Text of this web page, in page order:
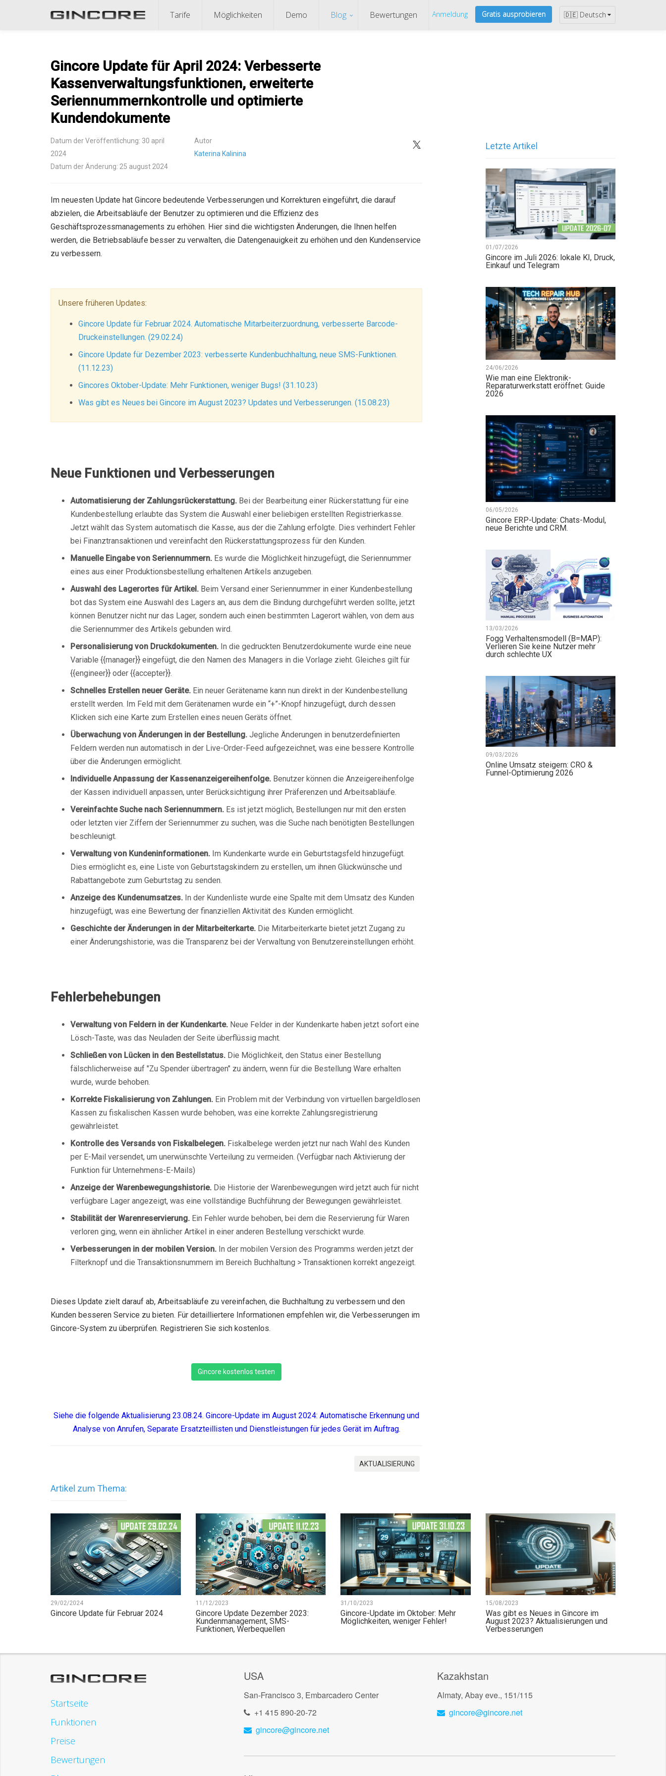
Anmeldung Gratis ausprobieren 🇩🇪 Deutsch
Tarife Möglichkeiten Demo Blog Bewertungen
Gincore Update für April 2024: Verbesserte
Kassenverwaltungsfunktionen, erweiterte
Seriennummernkontrolle und optimierte
Kundendokumente
Datum der Veröffentlichung: 30 april
2024
Datum der Änderung: 25 august 2024
Autor
Katerina Kalinina
Im neuesten Update hat Gincore bedeutende Verbesserungen und Korrekturen eingeführt, die darauf
abzielen, die Arbeitsabläufe der Benutzer zu optimieren und die Effizienz des
Geschäftsprozessmanagements zu erhöhen. Hier sind die wichtigsten Änderungen, die Ihnen helfen
werden, die Betriebsabläufe besser zu verwalten, die Datengenauigkeit zu erhöhen und den Kundenservice
zu verbessern.
Unsere früheren Updates:
Gincore Update für Februar 2024. Automatische Mitarbeiterzuordnung, verbesserte Barcode-
Druckeinstellungen. (29.02.24)
Gincore Update für Dezember 2023: verbesserte Kundenbuchhaltung, neue SMS-Funktionen.
(11.12.23)
Gincores Oktober-Update: Mehr Funktionen, weniger Bugs! (31.10.23)
Was gibt es Neues bei Gincore im August 2023? Updates und Verbesserungen. (15.08.23)
Neue Funktionen und Verbesserungen
Automatisierung der Zahlungsrückerstattung. Bei der Bearbeitung einer Rückerstattung für eine
Kundenbestellung erlaubte das System die Auswahl einer beliebigen erstellten Registrierkasse.
Jetzt wählt das System automatisch die Kasse, aus der die Zahlung erfolgte. Dies verhindert Fehler
bei Finanztransaktionen und vereinfacht den Rückerstattungsprozess für den Kunden.
Manuelle Eingabe von Seriennummern. Es wurde die Möglichkeit hinzugefügt, die Seriennummer
eines aus einer Produktionsbestellung erhaltenen Artikels anzugeben.
Auswahl des Lagerortes für Artikel. Beim Versand einer Seriennummer in einer Kundenbestellung
bot das System eine Auswahl des Lagers an, aus dem die Bindung durchgeführt werden sollte, jetzt
können Benutzer nicht nur das Lager, sondern auch einen bestimmten Lagerort wählen, von dem aus
die Seriennummer des Artikels gebunden wird.
Personalisierung von Druckdokumenten. In die gedruckten Benutzerdokumente wurde eine neue
Variable {{manager}} eingefügt, die den Namen des Managers in die Vorlage zieht. Gleiches gilt für
{{engineer}} oder {{accepter}}.
Schnelles Erstellen neuer Geräte. Ein neuer Gerätename kann nun direkt in der Kundenbestellung
erstellt werden. Im Feld mit dem Gerätenamen wurde ein “+”-Knopf hinzugefügt, durch dessen
Klicken sich eine Karte zum Erstellen eines neuen Geräts öffnet.
Überwachung von Änderungen in der Bestellung. Jegliche Änderungen in benutzerdefinierten
Feldern werden nun automatisch in der Live-Order-Feed aufgezeichnet, was eine bessere Kontrolle
über die Änderungen ermöglicht.
Individuelle Anpassung der Kassenanzeigereihenfolge. Benutzer können die Anzeigereihenfolge
der Kassen individuell anpassen, unter Berücksichtigung ihrer Präferenzen und Arbeitsabläufe.
Vereinfachte Suche nach Seriennummern. Es ist jetzt möglich, Bestellungen nur mit den ersten
oder letzten vier Ziffern der Seriennummer zu suchen, was die Suche nach benötigten Bestellungen
beschleunigt.
Verwaltung von Kundeninformationen. Im Kundenkarte wurde ein Geburtstagsfeld hinzugefügt.
Dies ermöglicht es, eine Liste von Geburtstagskindern zu erstellen, um ihnen Glückwünsche und
Rabattangebote zum Geburtstag zu senden.
Anzeige des Kundenumsatzes. In der Kundenliste wurde eine Spalte mit dem Umsatz des Kunden
hinzugefügt, was eine Bewertung der finanziellen Aktivität des Kunden ermöglicht.
Geschichte der Änderungen in der Mitarbeiterkarte. Die Mitarbeiterkarte bietet jetzt Zugang zu
einer Änderungshistorie, was die Transparenz bei der Verwaltung von Benutzereinstellungen erhöht.
Fehlerbehebungen
Verwaltung von Feldern in der Kundenkarte. Neue Felder in der Kundenkarte haben jetzt sofort eine
Lösch-Taste, was das Neuladen der Seite überflüssig macht.
Schließen von Lücken in den Bestellstatus. Die Möglichkeit, den Status einer Bestellung
fälschlicherweise auf "Zu Spender übertragen" zu ändern, wenn für die Bestellung Ware erhalten
wurde, wurde behoben.
Korrekte Fiskalisierung von Zahlungen. Ein Problem mit der Verbindung von virtuellen bargeldlosen
Kassen zu fiskalischen Kassen wurde behoben, was eine korrekte Zahlungsregistrierung
gewährleistet.
Kontrolle des Versands von Fiskalbelegen. Fiskalbelege werden jetzt nur nach Wahl des Kunden
per E-Mail versendet, um unerwünschte Verteilung zu vermeiden. (Verfügbar nach Aktivierung der
Funktion für Unternehmens-E-Mails)
Anzeige der Warenbewegungshistorie. Die Historie der Warenbewegungen wird jetzt auch für nicht
verfügbare Lager angezeigt, was eine vollständige Buchführung der Bewegungen gewährleistet.
Stabilität der Warenreservierung. Ein Fehler wurde behoben, bei dem die Reservierung für Waren
verloren ging, wenn ein ähnlicher Artikel in einer anderen Bestellung verschickt wurde.
Verbesserungen in der mobilen Version. In der mobilen Version des Programms werden jetzt der
Filterknopf und die Transaktionsnummern im Bereich Buchhaltung > Transaktionen korrekt angezeigt.
Dieses Update zielt darauf ab, Arbeitsabläufe zu vereinfachen, die Buchhaltung zu verbessern und den
Kunden besseren Service zu bieten. Für detailliertere Informationen empfehlen wir, die Verbesserungen im
Gincore-System zu überprüfen. Registrieren Sie sich kostenlos.
Gincore kostenlos testen
Siehe die folgende Aktualisierung 23.08.24. Gincore-Update im August 2024: Automatische Erkennung und
Analyse von Anrufen, Separate Ersatzteillisten und Dienstleistungen für jedes Gerät im Auftrag.
AKTUALISIERUNG
Letzte Artikel
01/07/2026
Gincore im Juli 2026: lokale KI, Druck,
Einkauf und Telegram
24/06/2026
Wie man eine Elektronik-
Reparaturwerkstatt eröffnet: Guide
2026
06/05/2026
Gincore ERP-Update: Chats-Modul,
neue Berichte und CRM.
13/03/2026
Fogg Verhaltensmodell (B=MAP):
Verlieren Sie keine Nutzer mehr
durch schlechte UX
09/03/2026
Online Umsatz steigern: CRO &
Funnel-Optimierung 2026
Artikel zum Thema:
29/02/2024
Gincore Update für Februar 2024
11/12/2023
Gincore Update Dezember 2023:
Kundenmanagement, SMS-
Funktionen, Werbequellen
31/10/2023
Gincore-Update im Oktober: Mehr
Möglichkeiten, weniger Fehler!
15/08/2023
Was gibt es Neues in Gincore im
August 2023? Aktualisierungen und
Verbesserungen
Startseite
Funktionen
Preise
Bewertungen
USA
San-Francisco 3, Embarcadero Center
+1 415 890-20-72
gincore@gincore.net
Kazakhstan
Almaty, Abay eve., 151/115
gincore@gincore.net